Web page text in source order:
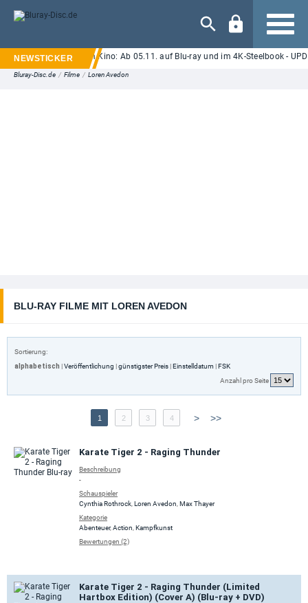
Navigation
"Ice Cream Man" im Kino: Ab 05.11. auf Blu-ray und im 4K-Steelbook -
Bluray-Disc.de / Filme / Loren Avedon
BLU-RAY FILME MIT LOREN AVEDON
Sortierung:
alphabetisch |Veröffentlichung |günstigster Preis |Einstelldatum |FSK
Anzahl pro Seite
1 2 3 4 > >>
Karate Tiger 2 - Raging Thunder
Beschreibung
-
Schauspieler
Cynthia Rothrock Loren Avedon Max Thayer
Kategorie
Abenteuer,Action Kampfkunst
Bewertungen (2)
Karate Tiger 2 - Raging Thunder (Limited
Hartbox Edition) (Cover A) (Blu-ray + DVD)